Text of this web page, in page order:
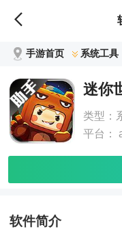
手游首页 系统工具
迷你
类型：
平台：
软件简介